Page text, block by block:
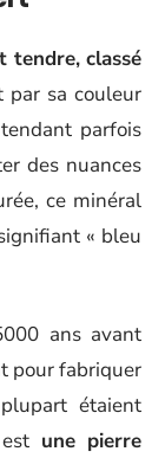
tendre, classé
par sa couleur
parfois
des nuances
ce minéral
« bleu
ans avant
pour fabriquer
étaient
une pierre